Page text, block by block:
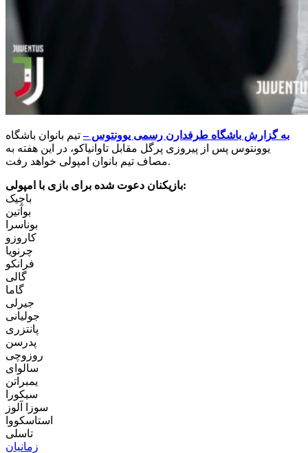
به گزارش باشگاه طرفدارن رسمی یوونتوس –تیم بانوان باشگاه
یوونتوس پس از پیروزی پرگل مقابل تاوانیاکو، در این هفته به
مصاف تیم بانوان امپولی خواهد رفت.
بازیکنان دعوت شده برای بازی با امپولی:
باچیک
بوآتین
بوناسرا
کاروزو
چرنویا
فرانکو
گالی
گاما
جیرلی
جولیانی
پانتزری
پدرسن
روزوچی
سالوای
یمبراتن
سیکورا
سوزا آلوز
استاسکووا
تاسلی
زمانیان